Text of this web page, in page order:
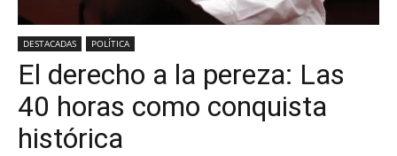
DESTACADAS POLÍTICA
El derecho a la pereza: Las
40 horas como conquista
histórica